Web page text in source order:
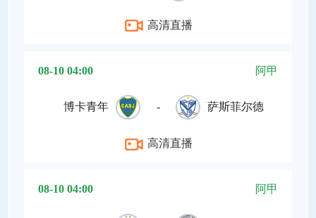
高清直播
08-10 04:00 阿甲
博卡青年 - 萨斯菲尔德
高清直播
08-10 04:00 阿甲